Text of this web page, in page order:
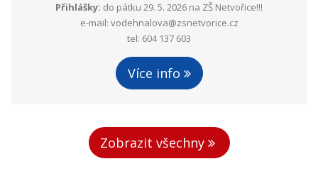
Přihlášky: do pátku 29. 5. 2026 na ZŠ Netvořice!!!
e-mail: vodehnalova@zsnetvorice.cz
tel: 604 137 603
Více info
Zobrazit všechny